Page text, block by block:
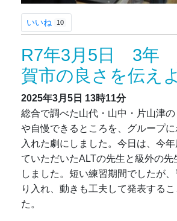
いいね 10
R7年3月5日 3年
賀市の良さを伝え
2025年3月5日 13時11分
総合で調べた山代・山中・片山津
や自慢できるところを、グループ
入れた劇にしました。今日は、今
ていただいたALTの先生と級外の先
しました。短い練習期間でしたが
り入れ、動きも工夫して発表する
た。